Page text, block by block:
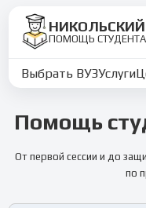
НИКОЛЬСКИЙ
ПОМОЩЬ
Выбрать ВУЗУслуги
Помощь
От первой сессии и до
по